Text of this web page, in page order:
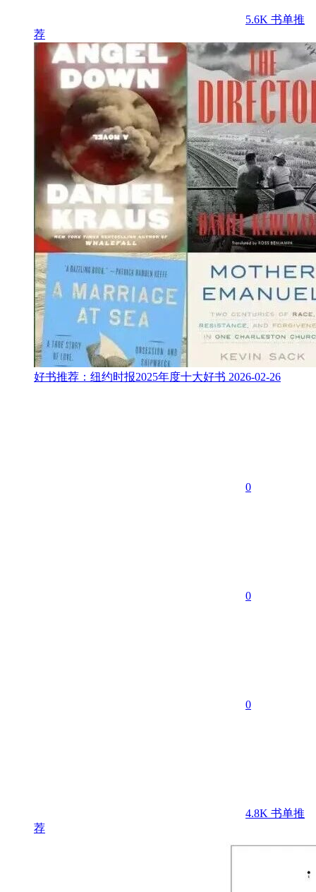
5.6K 书单推
荐
好书推荐：纽约时报2025年度十大好书 2026-02-26
0
0
0
4.8K 书单推
荐